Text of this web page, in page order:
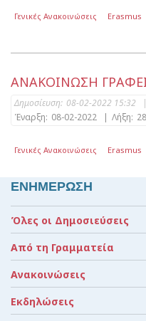
Γενικές Ανακοινώσεις Erasmus
ΑΝΑΚΟΙΝΩΣΗ
Δημοσίευση: 08-02-2022 15:32 |
Έναρξη: 08-02-2022 | Λήξη:
Γενικές Ανακοινώσεις Erasmus
ΕΝΗΜΕΡΩΣΗ
Όλες οι Δημοσιεύσεις
Από τη Γραμματεία
Ανακοινώσεις
Εκδηλώσεις